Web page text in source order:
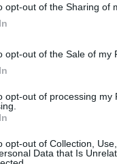
opt-out of the Sharing of
opt-out of the Sale of my
opt-out of processing my
opt-out of Collection,
Data that Is
έναν φιλόδοξο
ότι, σε
τη Συνθήκη
και θα
του Φορντό
καύσιμο
τις